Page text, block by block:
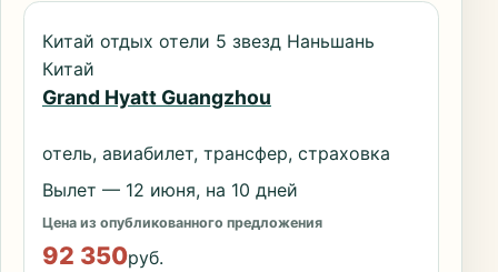
Китай отдых отели 5 звезд Наньшань
Китай
Grand Hyatt Guangzhou
отель, авиабилет, трансфер, страховка
Вылет — 12 июня, на 10 дней
Цена из опубликованного предложения
92 350руб.